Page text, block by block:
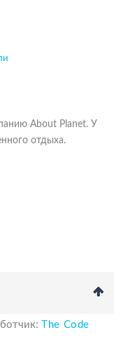
About Planet. У
отдыха.
The Code